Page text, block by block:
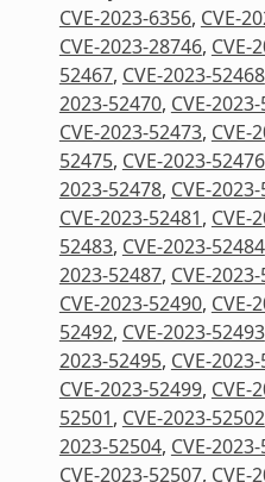
CVE-2023-6356, CVE-
CVE-2023-28746, CVE-
52467, CVE-2023-52468
2023-52470, CVE-
CVE-2023-52473, CVE-
52475, CVE-2023-52476
2023-52478, CVE-
CVE-2023-52481, CVE-
52483, CVE-2023-52484
2023-52487, CVE-
CVE-2023-52490, CVE-
52492, CVE-2023-52493
2023-52495, CVE-
CVE-2023-52499, CVE-
52501, CVE-2023-52502
2023-52504, CVE-
CVE-2023-52507, CVE-